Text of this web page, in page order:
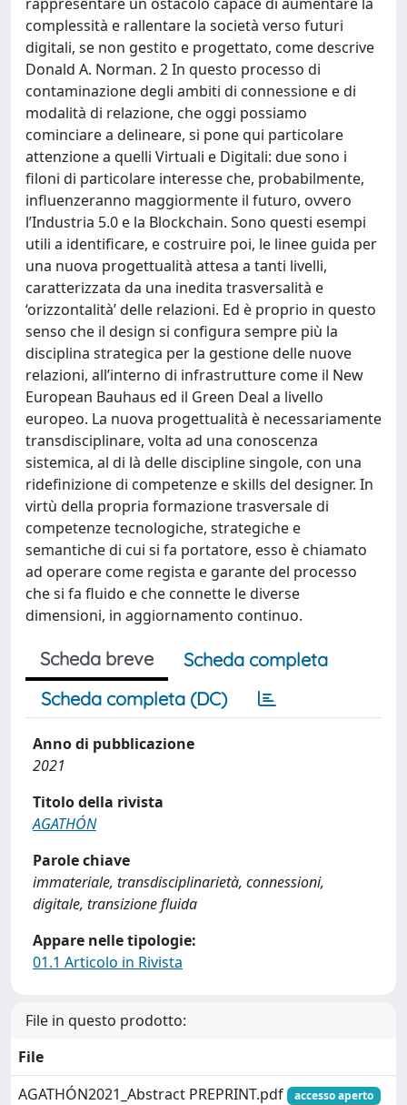
complessità e rallentare la società verso futuri
digitali, se non gestito e progettato, come descrive
Donald A. Norman. 2 In questo processo di
contaminazione degli ambiti di connessione e di
modalità di relazione, che oggi possiamo
cominciare a delineare, si pone qui particolare
attenzione a quelli Virtuali e Digitali: due sono i
filoni di particolare interesse che, probabilmente,
influenzeranno maggiormente il futuro, ovvero
l’Industria 5.0 e la Blockchain. Sono questi esempi
utili a identificare, e costruire poi, le linee guida per
una nuova progettualità attesa a tanti livelli,
caratterizzata da una inedita trasversalità e
‘orizzontalità’ delle relazioni. Ed è proprio in questo
senso che il design si configura sempre più la
disciplina strategica per la gestione delle nuove
relazioni, all’interno di infrastrutture come il New
European Bauhaus ed il Green Deal a livello
europeo. La nuova progettualità è necessariamente
transdisciplinare, volta ad una conoscenza
sistemica, al di là delle discipline singole, con una
ridefinizione di competenze e skills del designer. In
virtù della propria formazione trasversale di
competenze tecnologiche, strategiche e
semantiche di cui si fa portatore, esso è chiamato
ad operare come regista e garante del processo
che si fa fluido e che connette le diverse
dimensioni, in aggiornamento continuo.
Scheda breve
Scheda completa
Scheda completa (DC)
Anno di pubblicazione
2021
Titolo della rivista
AGATHÓN
Parole chiave
immateriale, transdisciplinarietà, connessioni,
digitale, transizione fluida
Appare nelle tipologie:
01.1 Articolo in Rivista
File in questo prodotto:
File
AGATHÓN2021_Abstract PREPRINT.pdf
accesso aperto